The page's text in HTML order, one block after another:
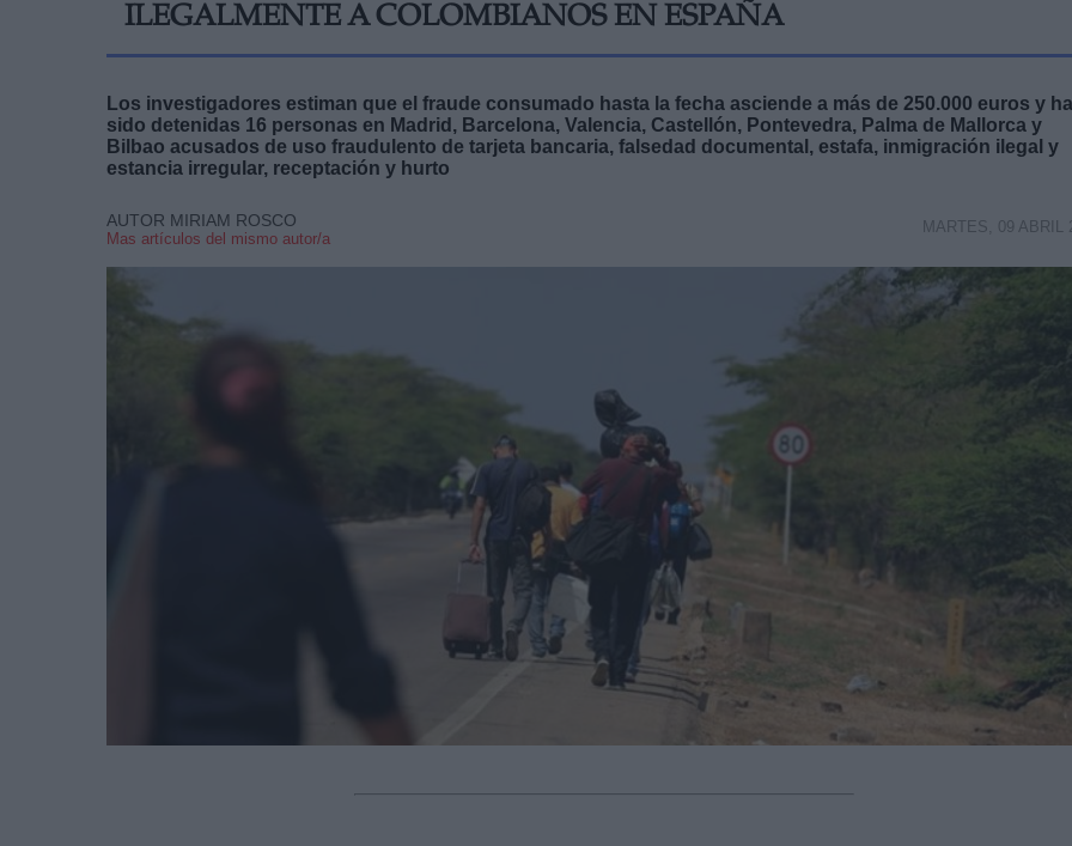
ILEGALMENTE A COLOMBIANOS EN ESPAÑA
Los investigadores estiman que el fraude consumado hasta la fecha asciende a más de 250.000 euros y
sido detenidas 16 personas en Madrid, Barcelona, Valencia, Castellón, Pontevedra, Palma de Mallorca y
Bilbao acusados de uso fraudulento de tarjeta bancaria, falsedad documental, estafa, inmigración ilegal y
estancia irregular, receptación y hurto
AUTOR MIRIAM ROSCO
Mas artículos del mismo autor/a
MARTES, 09 ABRIL